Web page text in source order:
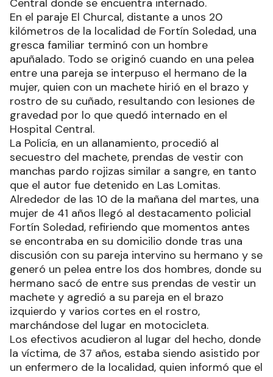
En el paraje El Churcal, distante a unos 20
kilómetros de la localidad de Fortín Soledad, una
gresca familiar terminó con un hombre
apuñalado. Todo se originó cuando en una pelea
entre una pareja se interpuso el hermano de la
mujer, quien con un machete hirió en el brazo y
rostro de su cuñado, resultando con lesiones de
gravedad por lo que quedó internado en el
Hospital Central.
La Policía, en un allanamiento, procedió al
secuestro del machete, prendas de vestir con
manchas pardo rojizas similar a sangre, en tanto
que el autor fue detenido en Las Lomitas.
Alrededor de las 10 de la mañana del martes, una
mujer de 41 años llegó al destacamento policial
Fortín Soledad, refiriendo que momentos antes
se encontraba en su domicilio donde tras una
discusión con su pareja intervino su hermano y se
generó un pelea entre los dos hombres, donde su
hermano sacó de entre sus prendas de vestir un
machete y agredió a su pareja en el brazo
izquierdo y varios cortes en el rostro,
marchándose del lugar en motocicleta.
Los efectivos acudieron al lugar del hecho, donde
la víctima, de 37 años, estaba siendo asistido por
un enfermero de la localidad, quien informó que el